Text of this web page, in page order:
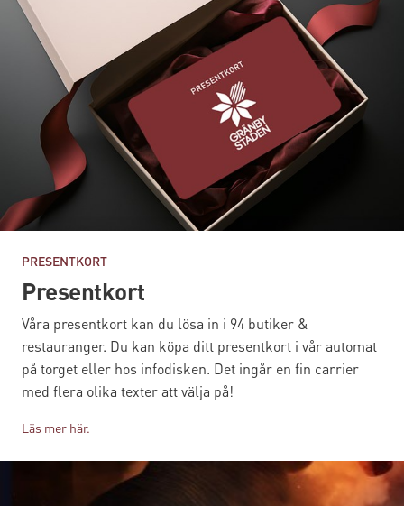
PRESENTKORT
Presentkort
Våra presentkort kan du lösa in i 94 butiker &
restauranger. Du kan köpa ditt presentkort i vår automat
på torget eller hos infodisken. Det ingår en fin carrier
med flera olika texter att välja på!
Läs mer här.